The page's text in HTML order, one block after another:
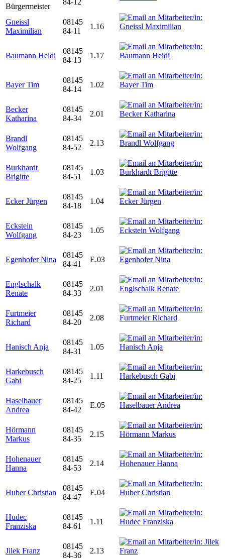
Bürgermeister
84-12
Gneissl
Maximilian
08145
84-11
1.16
Baumann Heidi
08145
84-13
1.17
Bayer Tim
08145
84-14
1.02
Becker
Katharina
08145
84-34
2.01
Brandl
Wolfgang
08145
84-52
2.13
Burkhardt
Brigitte
08145
84-51
1.03
Ecker Jürgen
08145
84-18
1.04
Eckstein
Wolfgang
08145
84-23
1.05
Egenhofer Nina
08145
84-41
E.03
Englschalk
Renate
08145
84-33
2.01
Furtmeier
Richard
08145
84-20
2.08
Hanisch Anja
08145
84-31
1.05
Harkebusch
Gabi
08145
84-25
1.11
Haselbauer
Andrea
08145
84-42
E.05
Hörmann
Markus
08145
84-35
2.15
Hohenauer
Hanna
08145
84-53
2.14
Huber Christian
08145
84-47
E.04
Hudec
Franziska
08145
84-61
1.11
Jilek Franz
08145
84-36
2.13